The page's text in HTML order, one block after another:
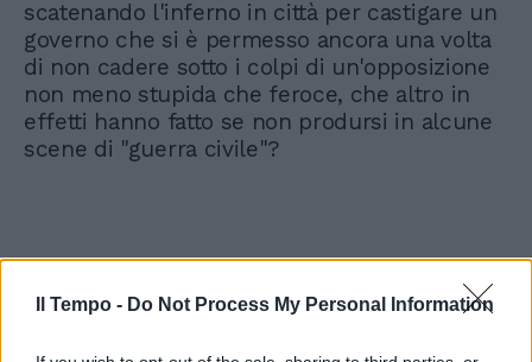
Il Tempo - Do Not Process My Personal Information
scatenando l'inferno in città per castigare un
governo che si è permesso ancora una volta
di non cadere sotto i colpi di un'opposizione
non meno stupida che feroce, che altro in
effetti hanno fatto se non prodursi in alcune
scene di "guerra civile"?